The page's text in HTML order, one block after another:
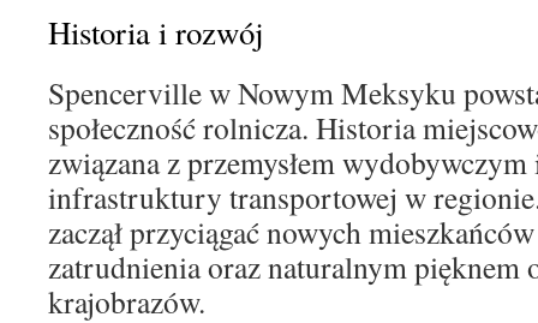
Historia i rozwój
Spencerville w Nowym Meksyku
społeczność rolnicza. Historia
związana z przemysłem
infrastruktury transportowej w
zaczął przyciągać nowych
zatrudnienia oraz naturalnym pięknem
krajobrazów.